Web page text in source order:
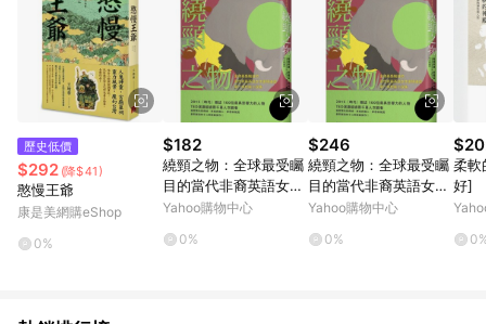
品最高回饋點數」機制 (部分時段開放「回饋無上限」)，以同一
訂單中同一商品不論件數計算，請依訂單成立當下LINE購物的回
饋機制為準。
歷史低價
$292 (降$41)
憨慢王爺
康是美網購eShop
0%
$182
繞頸之物：全球最受矚
目的當代非裔英語女作
家阿迪契第一本短篇小
Yahoo購物中心
0%
$246
繞頸之物：全球最受矚
目的當代非裔英語女作
家阿迪契第一本短篇小
Yahoo購物中心
0%
柔軟
好]